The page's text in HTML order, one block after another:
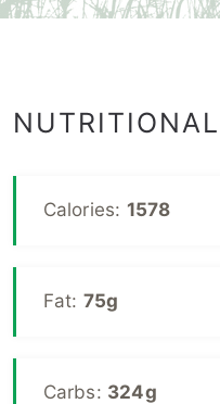
Calories: 1578
Fat: 75g
Carbs: 324g